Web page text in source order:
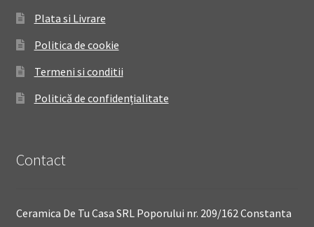
Plata si Livrare
Politica de cookie
Termeni si conditii
Politică de confidențialitate
Contact
Ceramica De Tu Casa SRL Poporului nr. 209/162 Constanta